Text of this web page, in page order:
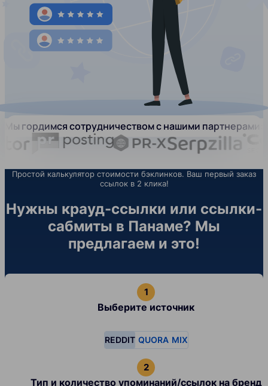
Мы гордимся сотрудничеством с нашими партнерами:
Простой калькулятор стоимости бэклинков. Ваш первый заказ
ссылок в 2 клика!
Нужны крауд-ссылки или ссылки-
сабмиты в Панаме? Мы
предлагаем и это!
Выберите источник
REDDIT QUORA MIX
Тип и количество упоминаний/ссылок на бренд